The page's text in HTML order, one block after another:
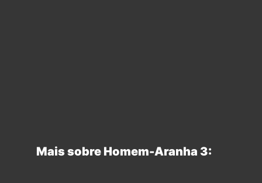
Mais sobre Homem-Aranha 3: